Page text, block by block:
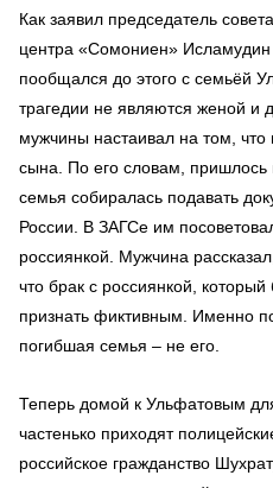
Как заявил председатель
центра «Сомониен»
пообщался до этого с семьёй
трагедии не являются женой и
мужчины настаивал на том, что
сына. По его словам, пришлось
семья собиралась подавать
России. В ЗАГСе им
россиянкой. Мужчина
что брак с россиянкой,
признать фиктивным. Именно
погибшая семья – не его.
Теперь домой к Ульфатовым
частенько приходят
российское гражданство